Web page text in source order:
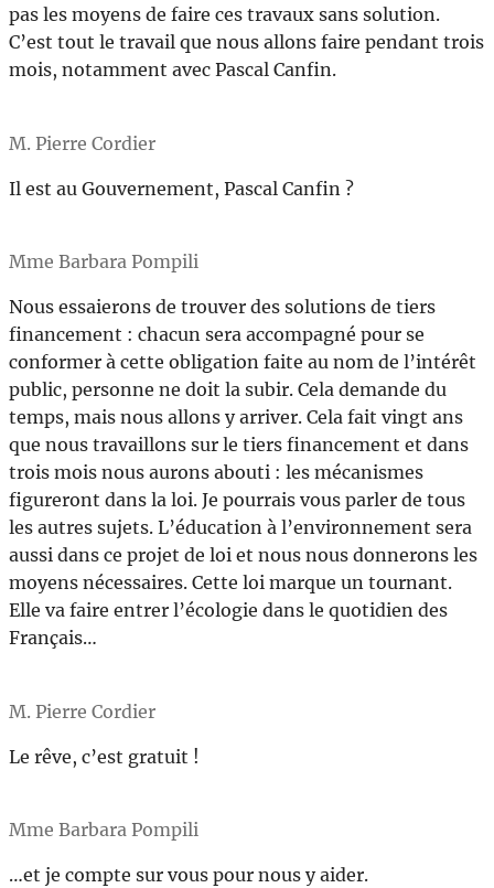
pas les moyens de faire ces travaux sans solution.
C’est tout le travail que nous allons faire pendant trois
mois, notamment avec Pascal Canfin.
M. Pierre Cordier
Il est au Gouvernement, Pascal Canfin ?
Mme Barbara Pompili
Nous essaierons de trouver des solutions de tiers
financement : chacun sera accompagné pour se
conformer à cette obligation faite au nom de l’intérêt
public, personne ne doit la subir. Cela demande du
temps, mais nous allons y arriver. Cela fait vingt ans
que nous travaillons sur le tiers financement et dans
trois mois nous aurons abouti : les mécanismes
figureront dans la loi. Je pourrais vous parler de tous
les autres sujets. L’éducation à l’environnement sera
aussi dans ce projet de loi et nous nous donnerons les
moyens nécessaires. Cette loi marque un tournant.
Elle va faire entrer l’écologie dans le quotidien des
Français…
M. Pierre Cordier
Le rêve, c’est gratuit !
Mme Barbara Pompili
…et je compte sur vous pour nous y aider.